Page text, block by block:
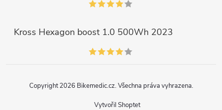
Kross Hexagon boost 1.0 500Wh 2023
Vytvořil Shoptet
Copyright 2026 Bikemedic.cz. Všechna práva vyhrazena.